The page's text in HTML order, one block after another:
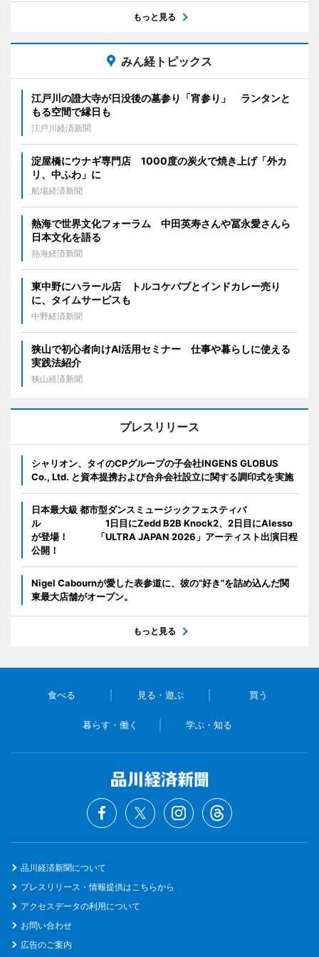
もっと見る
みん経トピックス
江戸川の證大寺が日没後の墓参り「宵参り」 ランタンと
もる空間で縁日も
江戸川経済新聞
淀屋橋にウナギ専門店 1000度の炭火で焼き上げ「外カ
リ、中ふわ」に
船場経済新聞
熱海で世界文化フォーラム 中田英寿さんや冨永愛さんら
日本文化を語る
熱海経済新聞
東中野にハラール店 トルコケバブとインドカレー売り
に、タイムサービスも
中野経済新聞
狭山で初心者向けAI活用セミナー 仕事や暮らしに使える
実践法紹介
狭山経済新聞
プレスリリース
シャリオン、タイのCPグループの子会社INGENS GLOBUS
Co., Ltd. と資本提携および合弁会社設立に関する調印式を実施
日本最大級 都市型ダンスミュージックフェスティバ
ル 1日目にZedd B2B Knock2、2日目にAlesso
が登場！ 「ULTRA JAPAN 2026」アーティスト出演日程
公開！
Nigel Cabournが愛した表参道に、彼の“好き”を詰め込んだ関
東最大店舗がオープン。
もっと見る
食べる 見る・遊ぶ 買う
暮らす・働く 学ぶ・知る
品川経済新聞について
プレスリリース・情報提供はこちらから
アクセスデータの利用について
お問い合わせ
広告のご案内